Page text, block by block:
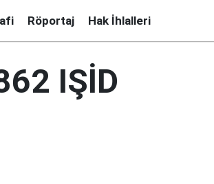
Röportaj Hak İhlalleri
IŞİD